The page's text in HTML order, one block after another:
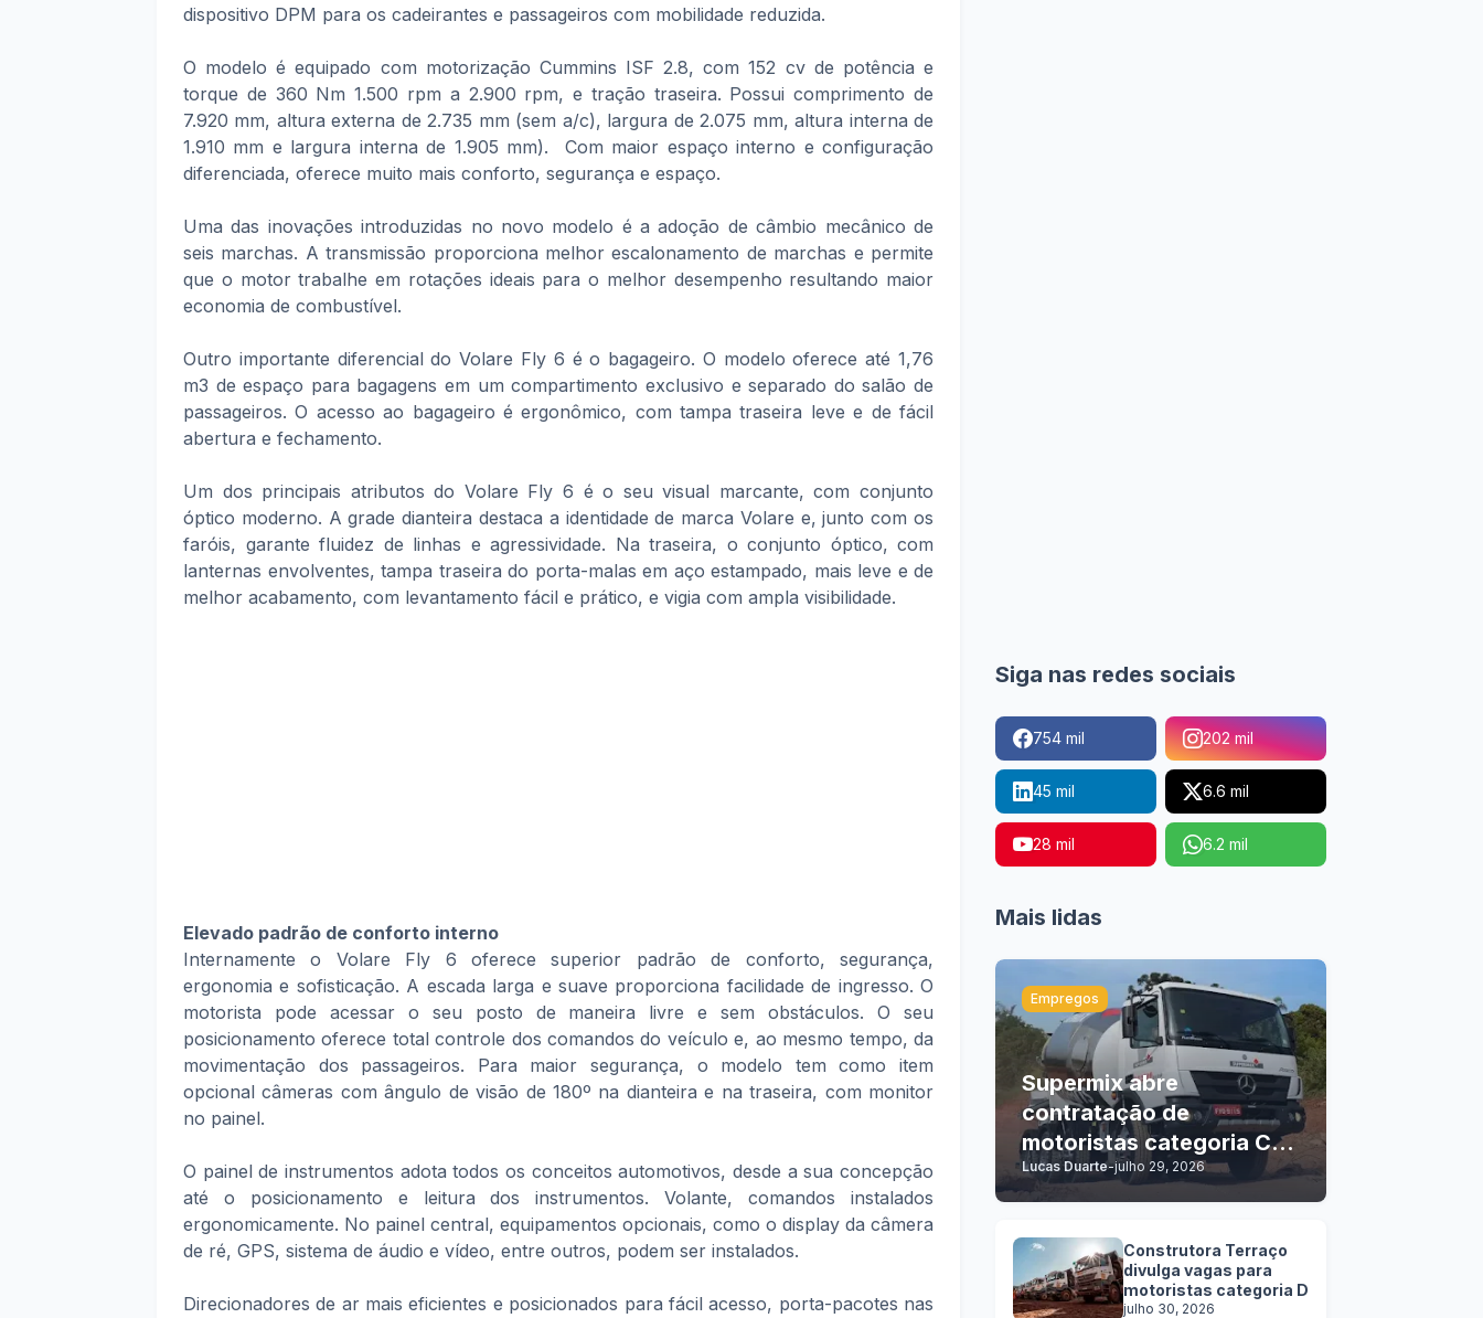
dispositivo DPM para os cadeirantes e passageiros com mobilidade reduzida.
O modelo é equipado com motorização Cummins ISF 2.8, com 152 cv de potência e
torque de 360 Nm 1.500 rpm a 2.900 rpm, e tração traseira. Possui comprimento de
7.920 mm, altura externa de 2.735 mm (sem a/c), largura de 2.075 mm, altura interna de
1.910 mm e largura interna de 1.905 mm). Com maior espaço interno e configuração
diferenciada, oferece muito mais conforto, segurança e espaço.
Uma das inovações introduzidas no novo modelo é a adoção de câmbio mecânico de
seis marchas. A transmissão proporciona melhor escalonamento de marchas e permite
que o motor trabalhe em rotações ideais para o melhor desempenho resultando maior
economia de combustível.
Outro importante diferencial do Volare Fly 6 é o bagageiro. O modelo oferece até 1,76
m3 de espaço para bagagens em um compartimento exclusivo e separado do salão de
passageiros. O acesso ao bagageiro é ergonômico, com tampa traseira leve e de fácil
abertura e fechamento.
Um dos principais atributos do Volare Fly 6 é o seu visual marcante, com conjunto
óptico moderno. A grade dianteira destaca a identidade de marca Volare e, junto com os
faróis, garante fluidez de linhas e agressividade. Na traseira, o conjunto óptico, com
lanternas envolventes, tampa traseira do porta-malas em aço estampado, mais leve e de
melhor acabamento, com levantamento fácil e prático, e vigia com ampla visibilidade.
Elevado padrão de conforto interno
Internamente o Volare Fly 6 oferece superior padrão de conforto, segurança,
ergonomia e sofisticação. A escada larga e suave proporciona facilidade de ingresso. O
motorista pode acessar o seu posto de maneira livre e sem obstáculos. O seu
posicionamento oferece total controle dos comandos do veículo e, ao mesmo tempo, da
movimentação dos passageiros. Para maior segurança, o modelo tem como item
opcional câmeras com ângulo de visão de 180º na dianteira e na traseira, com monitor
no painel.
O painel de instrumentos adota todos os conceitos automotivos, desde a sua concepção
até o posicionamento e leitura dos instrumentos. Volante, comandos instalados
ergonomicamente. No painel central, equipamentos opcionais, como o display da câmera
de ré, GPS, sistema de áudio e vídeo, entre outros, podem ser instalados.
Direcionadores de ar mais eficientes e posicionados para fácil acesso, porta-pacotes nas
Siga nas redes sociais
754 mil 202 mil
45 mil 6.6 mil
28 mil 6.2 mil
Mais lidas
Empregos
Supermix abre
contratação de
motoristas categoria C, D
e E
Lucas Duarte-julho 29, 2026
Construtora Terraço
divulga vagas para
motoristas categoria D
julho 30, 2026